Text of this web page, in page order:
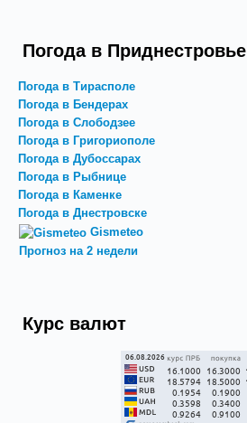
Погода в Приднестровье
Погода в Тирасполе
Погода в Бендерах
Погода в Слободзее
Погода в Григориополе
Погода в Дубоссарах
Погода в Рыбнице
Погода в Каменке
Погода в Днестровске
Gismeteo
Прогноз на 2 недели
Курс валют